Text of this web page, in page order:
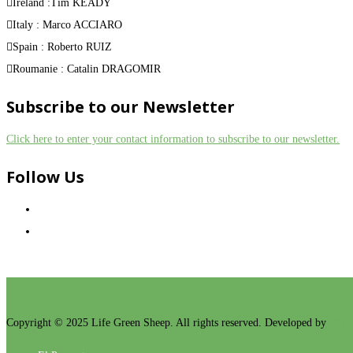
Ireland :Tim KEADY
Italy : Marco ACCIARO
Spain : Roberto RUIZ
Roumanie : Catalin DRAGOMIR
Subscribe to our Newsletter
Click here to enter your contact information to subscribe to our newsletter.
Follow Us
Copyright © 2025 Life Green Sheep. All rights reserved. Developed by